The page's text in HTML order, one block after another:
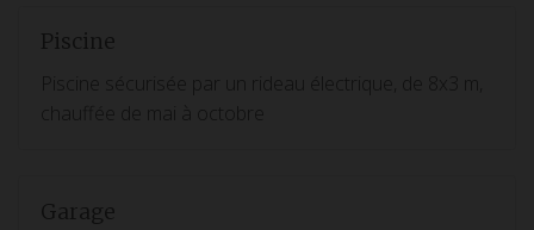
Piscine
Piscine sécurisée par un rideau électrique, de 8x3 m,
chauffée de mai à octobre
Garage